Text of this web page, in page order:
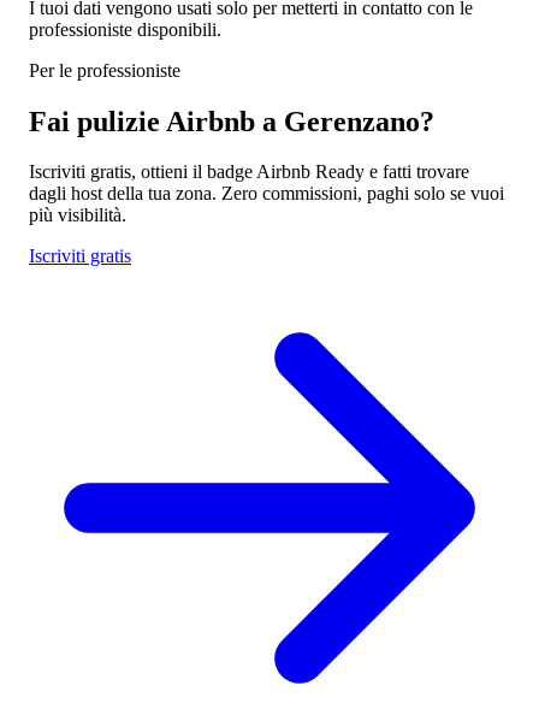
I tuoi dati vengono usati solo per metterti in contatto con le
professioniste disponibili.
Per le professioniste
Fai pulizie Airbnb a Gerenzano?
Iscriviti gratis, ottieni il badge Airbnb Ready e fatti trovare
dagli host della tua zona. Zero commissioni, paghi solo se vuoi
più visibilità.
Iscriviti gratis